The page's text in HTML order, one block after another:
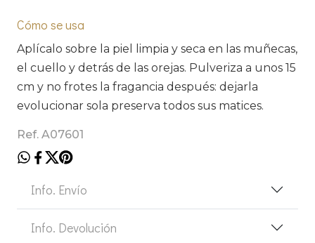
Cómo se usa
Aplícalo sobre la piel limpia y seca en las muñecas,
el cuello y detrás de las orejas. Pulveriza a unos 15
cm y no frotes la fragancia después: dejarla
evolucionar sola preserva todos sus matices.
Ref. A07601
Info. Envío
Info. Devolución